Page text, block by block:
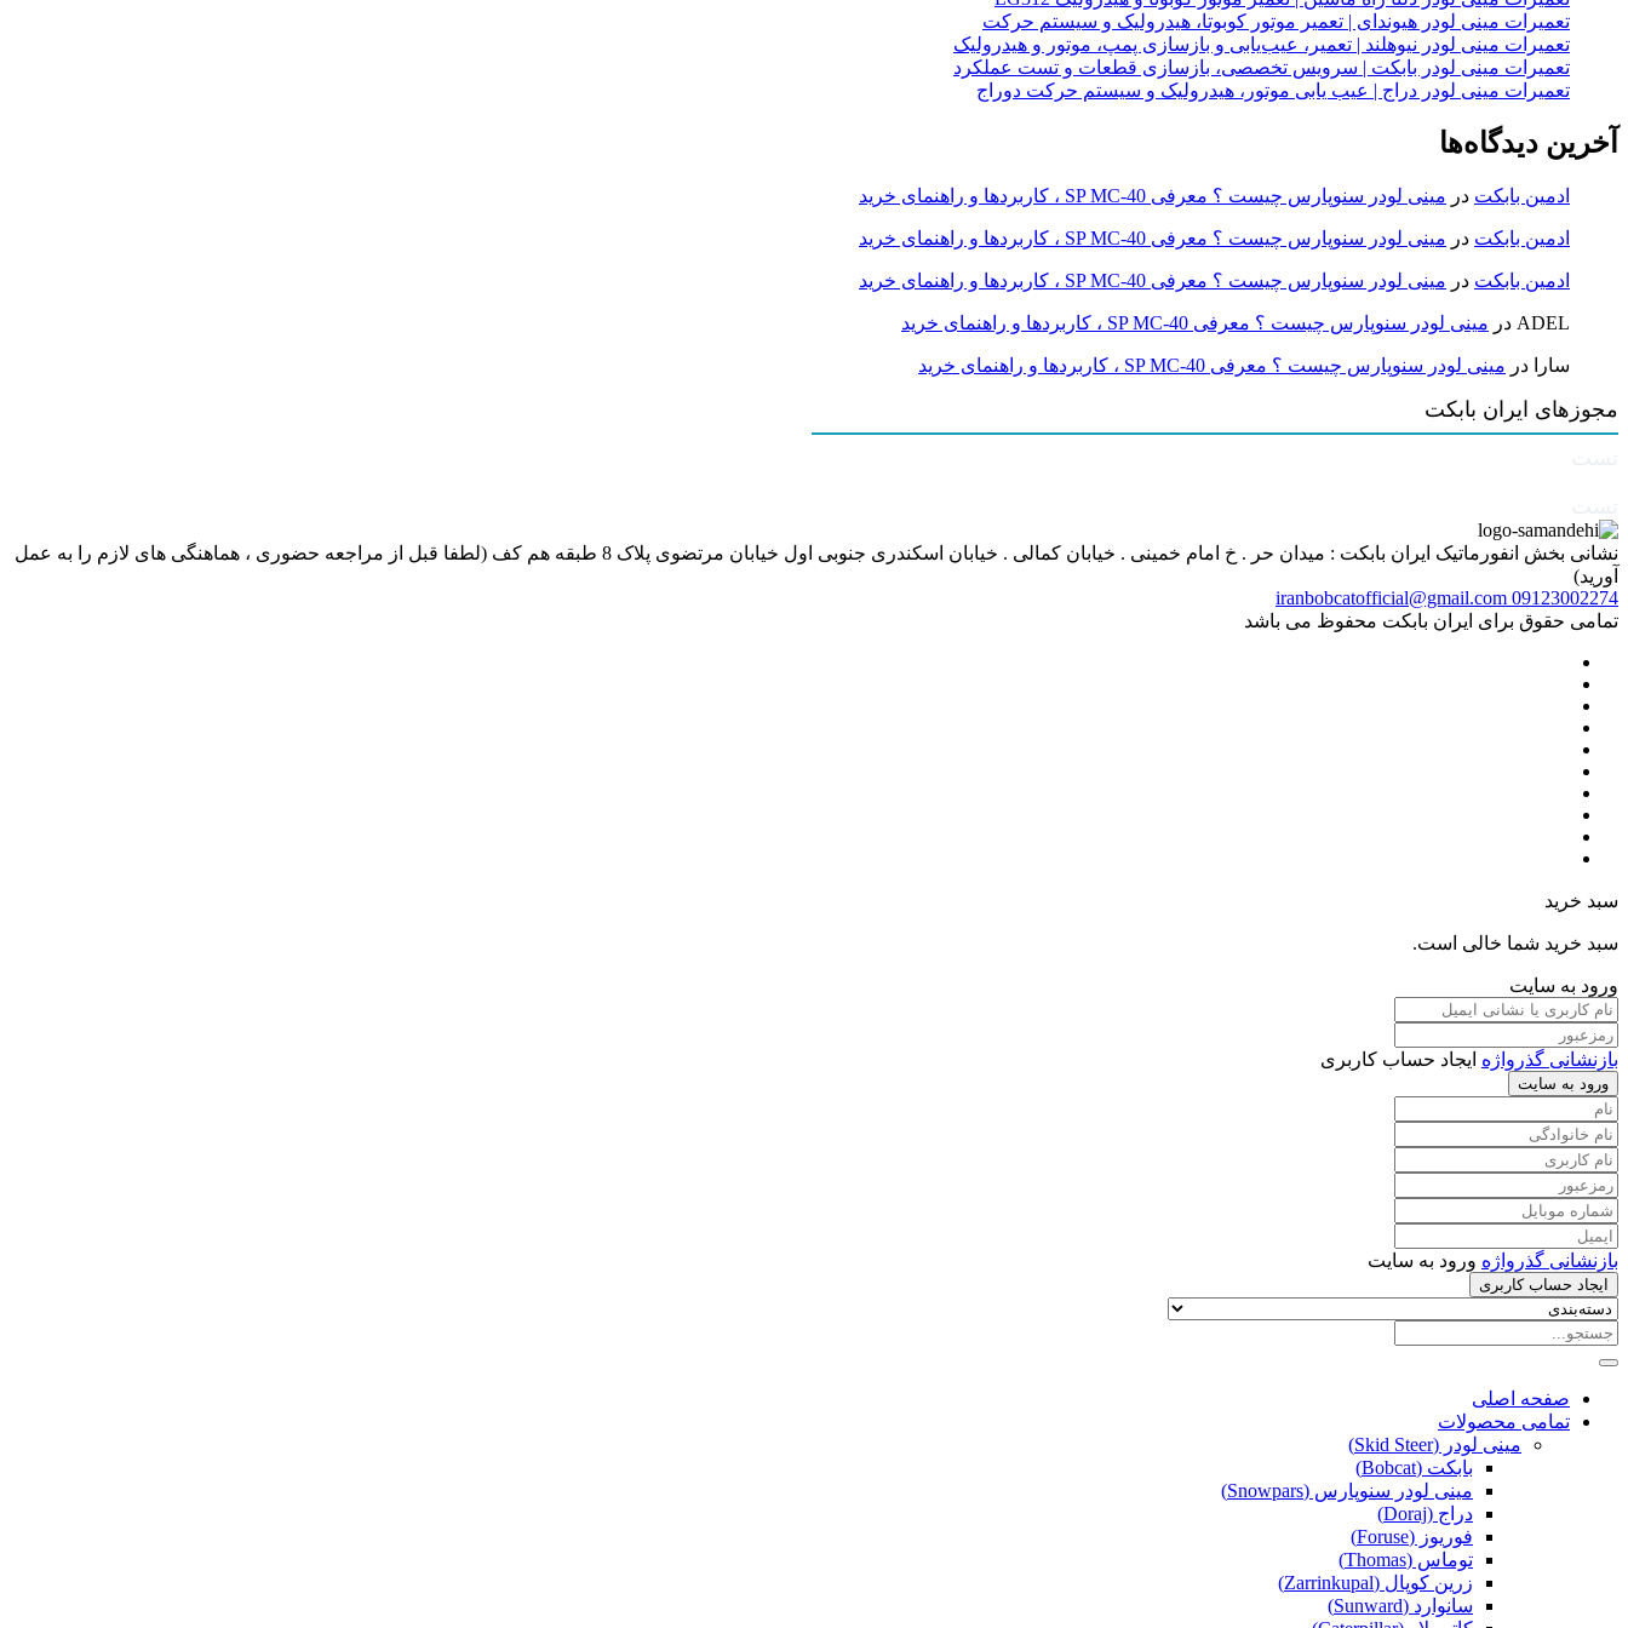
تعمیرات مینی لودر هیوندای | تعمیر موتور کوبوتا، هیدرولیک و سیستم حرکت
تعمیرات مینی لودر نیوهلند | تعمیر، عیب‌یابی و بازسازی پمپ، موتور و هیدرولیک
تعمیرات مینی لودر بابکت | سرویس تخصصی، بازسازی قطعات و تست عملکرد
تعمیرات مینی لودر دراج | عیب یابی موتور، هیدرولیک و سیستم حرکت دوراج
آخرین دیدگاه‌ها
ادمین بابکت در مینی لودر سنوپارس چیست ؟ معرفی SP MC-40 ، کاربردها و راهنمای خرید
ادمین بابکت در مینی لودر سنوپارس چیست ؟ معرفی SP MC-40 ، کاربردها و راهنمای خرید
ادمین بابکت در مینی لودر سنوپارس چیست ؟ معرفی SP MC-40 ، کاربردها و راهنمای خرید
ADEL در مینی لودر سنوپارس چیست ؟ معرفی SP MC-40 ، کاربردها و راهنمای خرید
سارا در مینی لودر سنوپارس چیست ؟ معرفی SP MC-40 ، کاربردها و راهنمای خرید
مجوزهای ایران بابکت
نشانی بخش انفورماتیک ایران بابکت : میدان حر . خ امام خمینی . خیابان کمالی . خیابان اسکندری جنوبی اول خیابان مرتضوی پلاک 8 طبقه هم کف (لطفا قبل از مراجعه حضوری ، هماهنگی های لازم را به عمل
آورید)
09123002274
iranbobcatofficial@gmail.com
تمامی حقوق برای ایران بابکت محفوظ می باشد
سبد خرید
سبد خرید شما خالی است.
ورود به سایت
بازنشانی گذرواژه ایجاد حساب کاربری
ورود به سایت
بازنشانی گذرواژه ورود به سایت
ایجاد حساب کاربری
صفحه اصلی
تمامی محصولات
مینی لودر (Skid Steer)
بابکت (Bobcat)
مینی لودر سنوپارس (Snowpars)
دراج (Doraj)
فوریوز (Foruse)
توماس (Thomas)
زرین کوپال (Zarrinkupal)
سانوارد (Sunward)